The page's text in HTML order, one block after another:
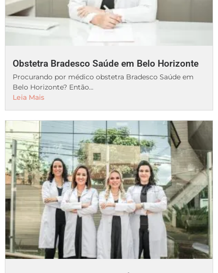
Obstetra Bradesco Saúde em Belo Horizonte
Procurando por médico obstetra Bradesco Saúde em
Belo Horizonte? Então...
Leia Mais